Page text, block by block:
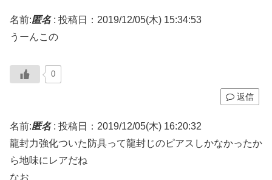
名前:匿名: 投稿日：2019/12/05(木) 15:34:53
うーんこの
0
返信
名前:匿名: 投稿日：2019/12/05(木) 16:20:32
龍封力強化ついた防具って龍封じのピアスしかなかったか
ら地味にレアだね
なお